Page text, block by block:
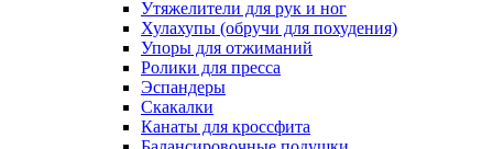
Утяжелители для рук и ног
Хулахупы (обручи для похудения)
Упоры для отжиманий
Ролики для пресса
Эспандеры
Скакалки
Канаты для кроссфита